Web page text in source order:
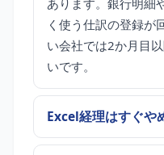
く使う仕訳の登録が
い会社では2か月目
いです。
Excel経理はすぐや